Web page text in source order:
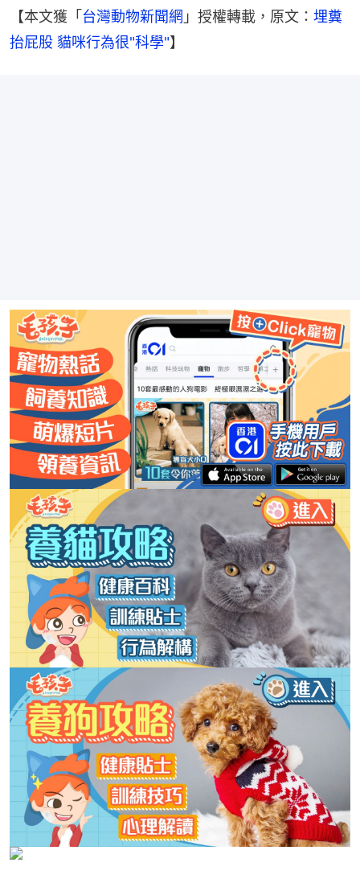
【本文獲「 台灣動物新聞網 」授權轉載，原文： 埋糞
抬屁股 貓咪行為很"科學"】